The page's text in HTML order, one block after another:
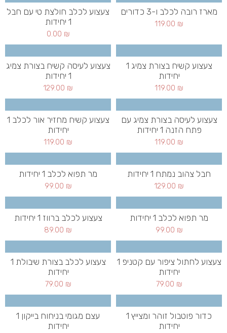
מארז רובה לכלב ו-3 כדורים
119.00 ₪
צעצוע לכלב חולצת טי עם חבל
1 יחידות
0.00 ₪
צעצוע קשיח בצורת צמיג 1
יחידות
119.00 ₪
צעצוע לעיסה קשיח בצורת צמיג
1 יחידות
129.00 ₪
צעצוע לעיסה בצורת צמיג עם
פתח הזנה 1 יחידות
119.00 ₪
צעצוע קשיח מחזיר אור לכלב 1
יחידות
119.00 ₪
חבל צהוב נמתח 1 יחידות
129.00 ₪
מר תפוא לכלב 1 יחידות
99.00 ₪
מר תפוא לכלב 1 יחידות
99.00 ₪
צעצוע לכלב ברווז 1 יחידות
89.00 ₪
צעצוע לחתול ציפור עם קטניפ 1
יחידות
79.00 ₪
צעצוע לכלב בצורת שיבולת 1
יחידות
79.00 ₪
כדור פוטבול זוהר ומצייץ 1
יחידות
עצם מגומי בניחוח בייקון 1
יחידות